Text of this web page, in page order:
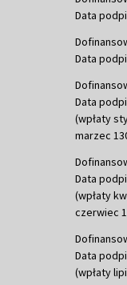
Data
Data
Data
(wpłaty
marzec
Data
(wpłaty
czerwiec
Data
(wpłaty